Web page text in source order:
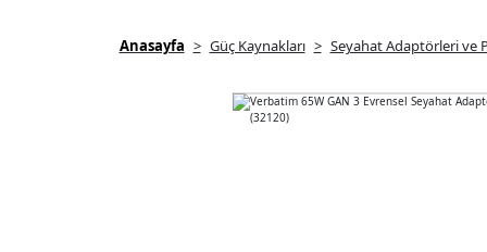
Anasayfa Güç Kaynakları Seyahat Adaptörleri ve